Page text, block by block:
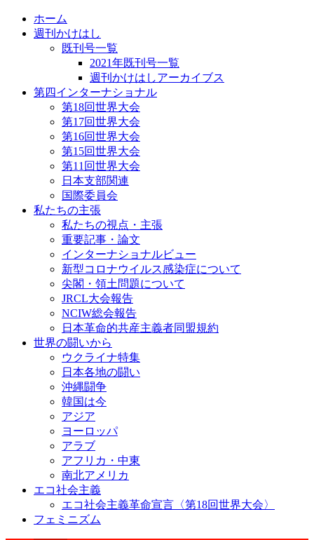
ホーム
週刊かけはし
既刊号一覧
2021年既刊号一覧
週刊かけはしアーカイブス
第四インターナショナル
第18回世界大会
第17回世界大会
第16回世界大会
第15回世界大会
第11回世界大会
日本支部関連
国際委員会
私たちの主張
私たちの視点・主張
重要記事・論文
インターナショナルビュー
新型コロナウイルス感染症について
尖閣・領土問題について
JRCL大会報告
NCIW総会報告
日本革命的共産主義者同盟規約
世界の闘いから
ウクライナ特集
日本各地の闘い
沖縄闘争
韓国は今
アジア
ヨーロッパ
アラブ
アフリカ・中東
南北アメリカ
エコ社会主義
エコ社会主義革命宣言〈第18回世界大会〉
フェミニズム